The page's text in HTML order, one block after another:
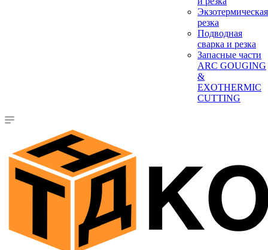
Экзотермическая
резка
Подводная
сварка и резка
Запасные части
ARC GOUGING
&
EXOTHERMIC
CUTTING